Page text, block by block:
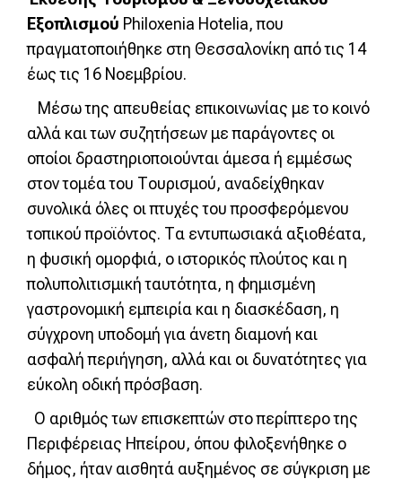
Εξοπλισμού Philoxenia Hotelia, που
πραγματοποιήθηκε στη Θεσσαλονίκη από τις 14
έως τις 16 Νοεμβρίου.
Μέσω της απευθείας επικοινωνίας με το κοινό
αλλά και των συζητήσεων με παράγοντες οι
οποίοι δραστηριοποιούνται άμεσα ή εμμέσως
στον τομέα του Τουρισμού, αναδείχθηκαν
συνολικά όλες οι πτυχές του προσφερόμενου
τοπικού προϊόντος. Τα εντυπωσιακά αξιοθέατα,
η φυσική ομορφιά, ο ιστορικός πλούτος και η
πολυπολιτισμική ταυτότητα, η φημισμένη
γαστρονομική εμπειρία και η διασκέδαση, η
σύγχρονη υποδομή για άνετη διαμονή και
ασφαλή περιήγηση, αλλά και οι δυνατότητες για
εύκολη οδική πρόσβαση.
Ο αριθμός των επισκεπτών στο περίπτερο της
Περιφέρειας Ηπείρου, όπου φιλοξενήθηκε ο
δήμος, ήταν αισθητά αυξημένος σε σύγκριση με